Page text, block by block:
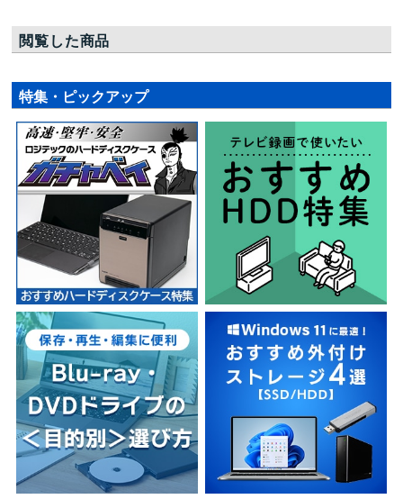
閲覧した商品
特集・ピックアップ